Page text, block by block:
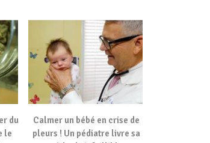
du
le
Calmer un bébé en crise de
pleurs ! Un pédiatre livre sa